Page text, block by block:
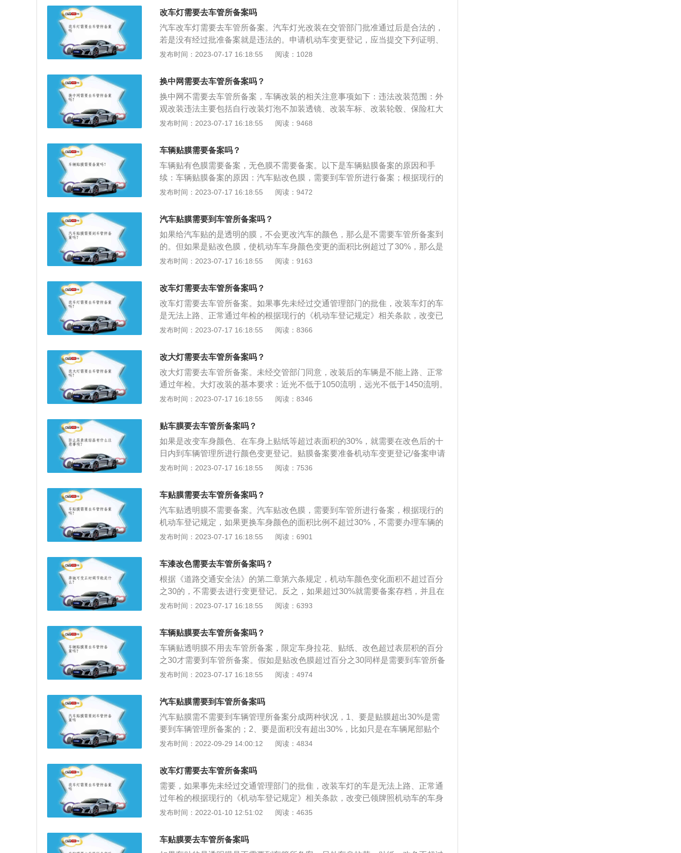
车管所办事大厅，领取一张机动车变更登记申请表。3、如实填写完成后，再去
把所有的资料提交给工作人员审核。等到审核无误后，车管所的工作人员就会对
汽车车身颜色变更信息重新录入，并且制作全新的行驶证。4、等到所有流程全
已经完成，开车上路是属于合法行为。
动车行驶证原件、身份证原件及复印件。除了这些证件外，还需准备机动车变更
登记申请表，表格可以直接到车管所进行领取填写。在变更登记前，要将所有的
违章罚款都处理完，也就是缴清车辆改色前的罚款才可以办理变更手续。《机动
车登记规定》第十六条：已注册登记的机动车有下列情形之一的，机动车所有人
应当向登记地车辆管理所申请变更登记：（一）改变车身颜色的；（二）更换发
动车登记的使用性质改变的；（六）机动车所有人的住所迁出、迁入车辆管理所
管辖区域的。属于第一款第一项至第三项规定的变更事项的，机动车所有人应当
在变更后十日内向车辆管理所申请变更登记。
改车灯需要去车管所备案吗
汽车改车灯需要去车管所备案。汽车灯光改装在交管部门批准通过后是合法的，
若是没有经过批准备案就是违法的。申请机动车变更登记，应当提交下列证明、
凭证，属于前款第（一）项、第（二）项、第（三）项、第（四）项、第（五）
的，还应当同时提交机动车安全技术检验合格证明：（一）机动车所有人的身份
证明；（二）机动车登记证书；（三）机动车行驶证。机动车所有人的住所在公
安机关交通管理部门管辖区域内迁移、机动车所有人的姓名（单位名称）或者联
系方式变更的，应当向登记该机动车的公安机关交通管理部门备案。汽车大灯改
装能否过年检，要根据改的车灯是否符合验车的要求。车灯的远光不能低于1450
改装的规定内容：1、任何单位或者个人不得拼装机动车或者擅自改变机动车已
登记结构、构造或者特征。车辆的结构包括身颜色、长、宽、四个硬性的标准和
发动机的相关技术参数；2、已领牌照的汽车进行改装前，应向车管所登记申
关键是看车辆是否与行驶证上的照片相符，与车辆出厂技术参数是否相符，不符
定，已注册登记的机动车有下列情形之一的，机动车所有人应当向登记该机动车
的公安机关交通管理部门申请变更登记：（一）改变机动车车身颜色的；（二）
更换发动机的；（三）更换车身或者车架的；（四）因质量有问题，制造厂更换
整车的；（五）营运机动车改为非营运机动车或者非营运机动车改为营运机动车
的。
发布时间：2023-07-17 16:18:55 阅读：1028
换中网需要去车管所备案吗？
换中网不需要去车管所备案，车辆改装的相关注意事项如下：违法改装范围：外
观改装违法主要包括自行改装灯泡不加装透镜、改装车标、改装轮毂、保险杠大
包围、尾翼安装、部分的悬挂改装等。合法改装范围：车内合法改装是指改装车
需备案：汽车在改装前可咨询交管部门自己想改装的汽车部位是否合法，可申请
相关备案，备案通过后改装的汽车就属于合法改装。
发布时间：2023-07-17 16:18:55 阅读：9468
车辆贴膜需要备案吗？
车辆贴有色膜需要备案，无色膜不需要备案。以下是车辆贴膜备案的原因和手
续：车辆贴膜备案的原因：汽车贴改色膜，需要到车管所进行备案；根据现行的
机动车登记规定，如果更换车身颜色的面积比例不超过30%，不需要办理车辆的
原厂车辆出厂时登记过的颜色。车辆贴膜备案的手续：在汽车贴膜改色后机动车
所有人或代理人携带所需证明以及发票，包括车辆的登记证书、行车证以及个人
的身份证。然后将汽车（已改色）开到汽车车管所办理车身贴膜改色备案手续。
车管所工作人员会重新录入变更后的车身颜色，重新拍照，变更登记手续。
发布时间：2023-07-17 16:18:55 阅读：9472
汽车贴膜需要到车管所备案吗？
如果给汽车贴的是透明的膜，不会更改汽车的颜色，那么是不需要车管所备案到
的。但如果是贴改色膜，使机动车车身颜色变更的面积比例超过了30%，那么是
需要到车管所去备案的。贴膜备案要准备机动车变更登记审批申请表、机动车所
项除了消防专用红，工程抢险专用黄和国家行政执法专用的上白下蓝色之外。其
它颜色均可更改，且全身颜色不得超过两种；同时也不能模仿警车、消防车、救
护车、工程救险车专用的涂装方式和类似的标志图案。一般来讲，车身拉花都不
会占太多面积，所以应该没有问题。汽车除了贴膜以下情况还需要备案：加装行
李架：车辆可以安装行李架，只要不超过规定长度即可。目前大部分SUV车型，
可，而且很多车的车顶本来就有预留的固定接口，一定要选择固定方式靠谱的行
李架。但需要注意的是，加装行李架需要进行行驶证的照片变更。脚踏板、保险
杠：脚踏板、保险杠这些以前规定必须是原车自带的部件，脚踏板目前没有限制
行驶证车身照片进行更换。轮毂与格栅：改装轮毂和前格栅，需要审批。对于轮
改装，只要不改变轮圈尺寸、轮圈宽度、ET偏值、扁平比等数值即可，但同样需
要到当地车管所进行车身照片的更改。刹车系统：刹车系统可选择刹不同品牌的
刹车卡钳，以及刹车盘要选择正规厂家的，良好的改装能显著提升车辆的刹车性
能，但改动刹车系统需要审批。
发布时间：2023-07-17 16:18:55 阅读：9163
改车灯需要去车管所备案吗？
改车灯需要去车管所备案。如果事先未经过交通管理部门的批隹，改装车灯的车
是无法上路、正常通过年检的根据现行的《机动车登记规定》相关条款，改变已
领牌照机动车的车身颜色、车型、性能、用途和结构，更换车架、车身或发动
只要用双支灯镜片换灯，光线就不会刺眼和散光，不会影响他人的安全驾驶，以
及光线没问题。事项二：近光不小于1050流明，远光不小于1450流明，行驶车辆
的光强不小于15000CD且不大于120000CD。事项三：色温不高于6000K，否则
年检设备无法检测到光线。目前，正确更改了灯光的车主还无法通过全国大部分
城市车检。
发布时间：2023-07-17 16:18:55 阅读：8366
改大灯需要去车管所备案吗？
改大灯需要去车管所备案。未经交管部门同意，改装后的车辆是不能上路、正常
通过年检。大灯改装的基本要求：近光不低于1050流明，远光不低于1450流明。
禁止散光。改灯的最佳方案是加双光透镜，改变后的光线不眩目不散光，不影响
安全驾驶。改大灯的注意事项：卤素灯其实就是一类特殊的白炽灯，其原理就是
电阻上有电流通过时会发热。当温度足够高时发出波长在可见光频段的黑体辐
射。卤素灯一般有两种：碘钨灯和溴钨灯，白炽灯点亮时，虽然其灯丝温度不超
过钨的熔点和沸点，但是仍然会有少量的钨在高温下挥发。汽车改装氙气大灯后
即便是浸泡在水中，也会一样工作，并不会因为泡水或者有水气等因素而产生爆
发布时间：2023-07-17 16:18:55 阅读：8346
贴车膜要去车管所备案吗？
如果是改变车身颜色、在车身上贴纸等超过表面积的30%，就需要在改色后的十
日内到车辆管理所进行颜色变更登记。贴膜备案要准备机动车变更登记/备案申请
表、机动车所有人的身份证明原件及复印件、机动车登记证书、机动车行驶证原
的公安机关交通管理部门申请变更登记：1、改变机动车车身颜色；2、更换发动
机；3、更换车身或者车架；4、因质量有问题，制造厂更换整车；5、营运机动
车改为非营运机动车或者非营运机动车改为营运机动车；6、机动车所有人的住
所迁出或者迁入公安机关交通管理部门管辖区域。
发布时间：2023-07-17 16:18:55 阅读：7536
车贴膜需要去车管所备案吗？
汽车贴透明膜不需要备案。汽车贴改色膜，需要到车管所进行备案，根据现行的
机动车登记规定，如果更换车身颜色的面积比例不超过30%，不需要办理车辆的
变更登记。改色面积超过30%，则必须在车管所进行备案，所更换的颜色必须是
表》。然后提交《机动车所有人及驾驶人身份证明》、《机动车登记证书》、
《机动车行驶证》、申请办理变更登记机动车的标准照片。2、可以对车身颜
色、发动机、燃料种类、车架号码等进行改装，但有三种颜色属于特种车专用颜
色，不能使用。红色为消防专用，黄色为工程抢险专用，上白下蓝为国家行政执
法专用。更换前保险杠属于改变汽车外形，经过审批后可执行，但对升高底盘等
原状。3、不允许加宽轮胎、进气系统、排气系统等改装。根据公安部《机动车
登记办法》有关规定，在用汽车轮胎规格、改装进气系统、排气系统都不是国家
允许的变更项目。如在用汽车进行上述改装，可能会改变发动机功率，影响到行
责令其恢复原状。
发布时间：2023-07-17 16:18:55 阅读：6901
车漆改色需要去车管所备案吗？
根据《道路交通安全法》的第二章第六条规定，机动车颜色变化面积不超过百分
之30的，不需要去进行变更登记。反之，如果超过30%就需要备案存档，并且在
车辆改色后10日内进行登记。车辆车衣换色的注意事项：在机动车准备更换车衣
用车衣的方式改变车辆颜色，如地区不支持这种方式，在改设置后是无法办理备
案手续的，只能够将车衣全部撕下，恢复车辆原有颜色。申请变更机动车车身颜
色提交下列资料：《机动车变更登记申请表》。机动车所有人和代理人身份证
明。机动车登记证书。机动车行驶证。另外根据《机动车登记规定》允许车主不
必再事先向车辆管理所申请，可以先更换车辆颜色、装了大包围、更换发动机等
情形之一的，机动车所有人都应当向登记地车辆管理所申请变更登记：改变车身
颜色的。更换发动机的。更换车身或者车架。因质量问题更换整车的。营运机动
车改为非营运机动车或者非营运机动车改为营运机动车等使用性质改变的。机动
共和国道路交通安全法》第十五条：警车、消防车、救护车、工程救险车应当按
用上述车辆专用的或者与其相类似的标志图案、警报器或者标志灯具。《机动车
登记规定》第五十六条，如果改变车身颜色未按规定办理变更登记，将由公安机
关交通管理部门处警告或者罚款。并可以扣押车辆，改回原来车身的颜色。
发布时间：2023-07-17 16:18:55 阅读：6393
车辆贴膜要去车管所备案吗？
车辆贴透明膜不用去车管所备案，限定车身拉花、贴纸、改色超过表层积的百分
之30才需要到车管所备案。假如是贴改色膜超过百分之30同样是需要到车管所备
案。如果私自贴膜改变了百分之30的车身颜色，登记备案是不允许的，年检也将
主身份证原件和复印件、汽车登记证、汽车驾驶证。车管所首要任务是会对车辆
实行拍照检测，然后才需要填写汽车变更备案表，即可更换驾驶证了。除此之外
需要注意的是贴改色膜是不可以与特殊车辆用相似的颜色。
发布时间：2023-07-17 16:18:55 阅读：4974
汽车贴膜需要到车管所备案吗
汽车贴膜需不需要到车辆管理所备案分成两种状况，1、要是贴膜超出30%是需
要到车辆管理所备案的；2、要是面积没有超出30%，比如只是在车辆尾部贴个
小贴纸又或是在车侧贴了道拉花类似的装饰品等都不用进行备案登记。需要注意
的上白下蓝色、以及变色龙色或是电镀色，是因为这些颜色对道路交通安全有一
定影响。车子贴膜不毁坏原车漆面，提高原车漆面保护作用。传统式的汽车养护
喷漆技术是在牺牲原漆面基础上实现个性与喜好的兴趣。车身改色可以实现喷漆
的作用但解决了可恢复原漆面的可能，不喜爱了，随时随地可以撕下，还原原本
的漆面。
发布时间：2022-09-29 14:00:12 阅读：4834
改车灯需要去车管所备案吗
需要，如果事先未经过交通管理部门的批隹，改装车灯的车是无法上路、正常通
过年检的根据现行的《机动车登记规定》相关条款，改变已领牌照机动车的车身
颜色、车型、性能、用途和结构，更换车架、车身或发动机，车主都必须向车管
许。关于换灯，您需要做以下几点：1，只要您用双支灯镜片换灯，光线就不会
刺眼和散光，不会影响他人的安全驾驶，以及光线没问题。2，近光不小于1050
发布时间：2022-01-10 12:51:02 阅读：4635
车贴膜要去车管所备案吗